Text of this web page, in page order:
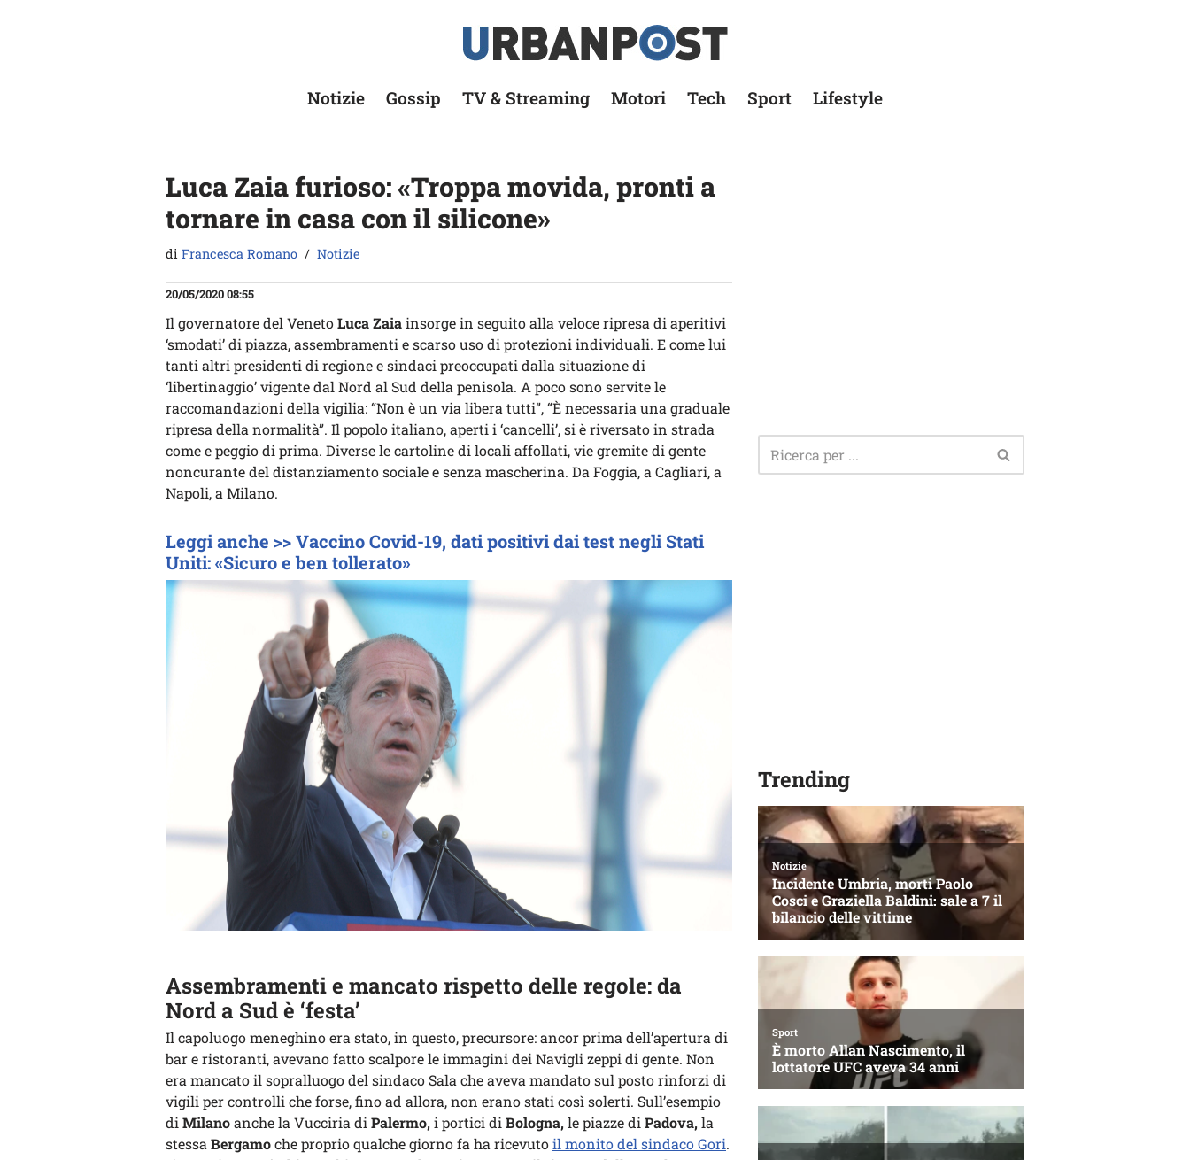
Notizie Gossip TV & Streaming Motori Tech Sport Lifestyle
Luca Zaia furioso: «Troppa movida, pronti a
tornare in casa con il silicone»
di Francesca Romano Notizie
20/05/2020 08:55
Il governatore del VenetoLuca Zaiainsorge in seguito alla veloce ripresa di aperitivi
‘smodati’ di piazza, assembramenti e scarso uso di protezioni individuali. E come lui
tanti altri presidenti di regione e sindaci preoccupati dalla situazione di
‘libertinaggio’ vigente dal Nord al Sud della penisola. A poco sono servite le
raccomandazioni della vigilia: “Non è un via libera tutti”, “È necessaria una graduale
ripresa della normalità”. Il popolo italiano, aperti i ‘cancelli’, si è riversato in strada
come e peggio di prima. Diverse le cartoline di locali affollati, vie gremite di gente
noncurante del distanziamento sociale e senza mascherina. Da Foggia, a Cagliari, a
Napoli, a Milano.
Leggi anche >> Vaccino Covid-19, dati positivi dai test negli Stati
Uniti: «Sicuro e ben tollerato»
Assembramenti e mancato rispetto delle regole: da
Nord a Sud è ‘festa’
Il capoluogo meneghino era stato, in questo, precursore: ancor prima dell’apertura di
bar e ristoranti, avevano fatto scalpore le immagini dei Navigli zeppi di gente. Non
era mancato il sopralluogo del sindaco Sala che aveva mandato sul posto rinforzi di
vigili per controlli che forse, fino ad allora, non erano stati così solerti. Sull’esempio
diMilanoanche la Vucciria diPalermo,i portici diBologna,le piazze diPadova,la
stessaBergamoche proprio qualche giorno fa ha ricevutoil monito del sindaco Gori.
Trending